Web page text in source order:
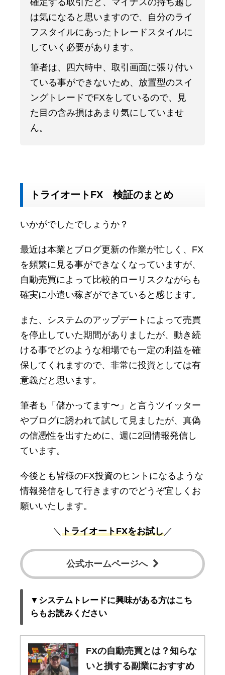
は気になると思いますので、自分のライ
フスタイルにあったトレードスタイルに
していく必要があります。
筆者は、四六時中、取引画面に張り付い
ている事ができないため、放置型のスイ
ングトレードでFXをしているので、見
た目の含み損はあまり気にしていませ
ん。
トライオートFX 検証のまとめ
いかがでしたでしょうか？
最近は本業とブログ更新の作業が忙しく、FX
を頻繁に見る事ができなくなっていますが、
自動売買によって比較的ローリスクながらも
確実に小遣い稼ぎができていると感じます。
また、システムのアップデートによって売買
を停止していた期間がありましたが、動き続
ける事でどのような相場でも一定の利益を確
保してくれますので、非常に投資としては有
意義だと思います。
筆者も「儲かってます〜」と言うツイッター
やブログに誘われて試して見ましたが、真偽
の信憑性を出すために、週に2回情報発信し
ています。
今後とも皆様のFX投資のヒントになるような
情報発信をして行きますのでどうぞ宜しくお
願いいたします。
＼ トライオートFXをお試し／
公式ホームページへ
▼システムトレードに興味がある方はこち
らもお読みください
FXの自動売買とは？知らな
いと損する副業におすすめ